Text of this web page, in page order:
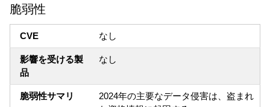
脆弱性
CVE なし
影響を受ける製
品
なし
脆弱性サマリ
2024年の主要なデータ侵害は、盗まれ